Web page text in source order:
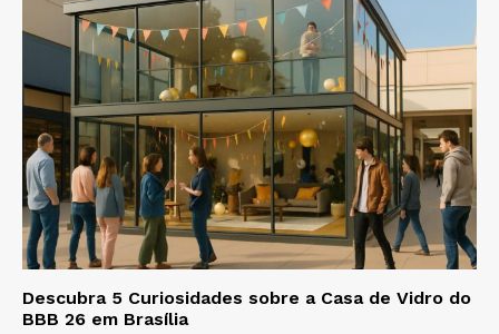
Descubra 5 Curiosidades sobre a Casa de Vidro do
BBB 26 em Brasília